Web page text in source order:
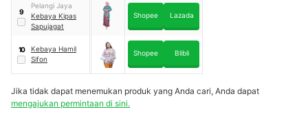
9
Pelangi Jaya
Kebaya Kipas
Sapujagat
Shopee Lazada
10
Kebaya Hamil
Sifon
Shopee Blibli
Jika tidak dapat menemukan produk yang Anda cari, Anda dapat
mengajukan permintaan di sini.